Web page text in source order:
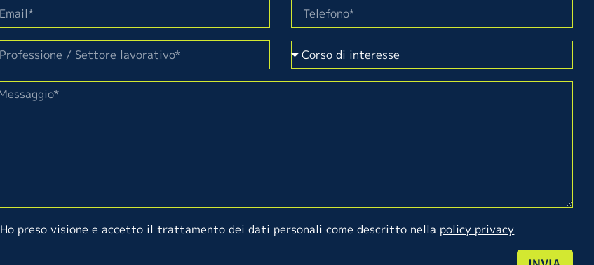
Ho preso visione e accetto il trattamento dei dati personali come descritto nella policy privacy